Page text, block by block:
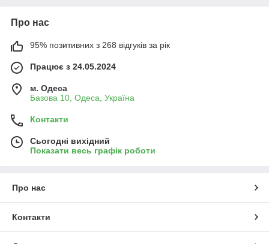
Про нас
95% позитивних з 268 відгуків за рік
Працює з 24.05.2024
м. Одеса
Базова 10, Одеса, Україна
Контакти
Сьогодні вихідний
Показати весь графік роботи
Про нас
Контакти